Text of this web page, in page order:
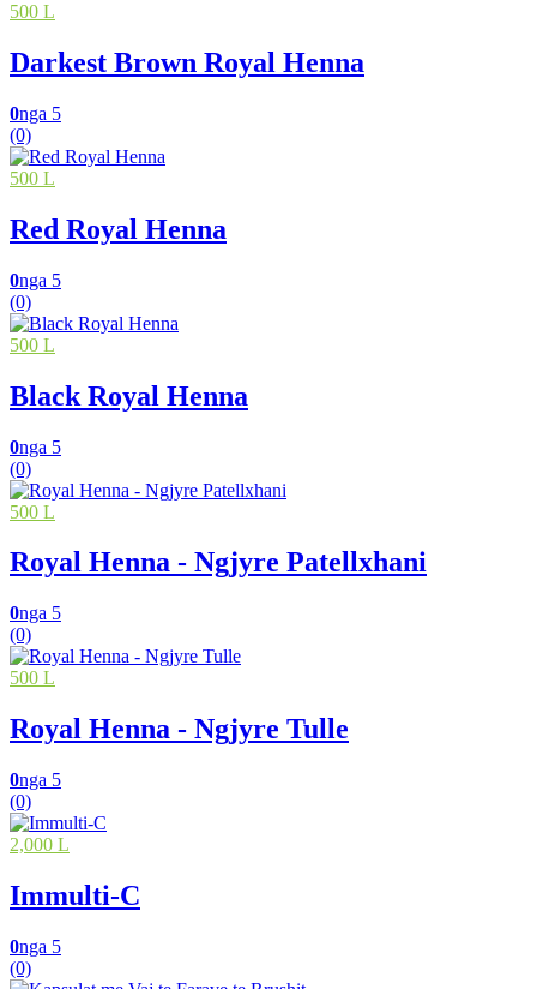
500 L
Darkest Brown Royal Henna
0nga 5
(0)
500 L
Red Royal Henna
0nga 5
(0)
500 L
Black Royal Henna
0nga 5
(0)
500 L
Royal Henna - Ngjyre Patellxhani
0nga 5
(0)
500 L
Royal Henna - Ngjyre Tulle
0nga 5
(0)
2,000 L
Immulti-C
0nga 5
(0)